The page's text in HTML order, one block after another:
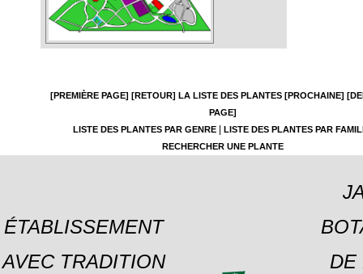
[PREMIÈRE PAGE] [RETOUR] LA LISTE DES PLANTES [PROCHAINE]
PAGE]
LISTE DES PLANTES PAR GENRE|
LISTE DES PLANTES PAR
RECHERCHER UNE PLANTE
ÉTABLISSEMENT
AVEC TRADITION
DE